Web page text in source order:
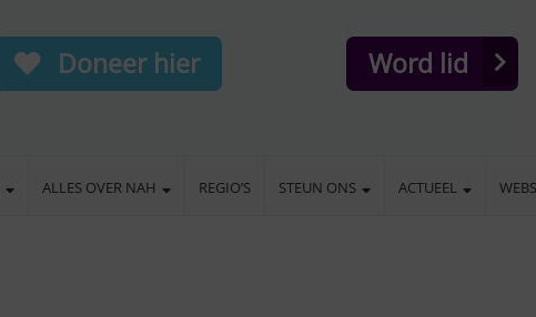
Doneer hier Word lid
ALLES OVER NAH REGIO’S STEUN ONS ACTUEEL